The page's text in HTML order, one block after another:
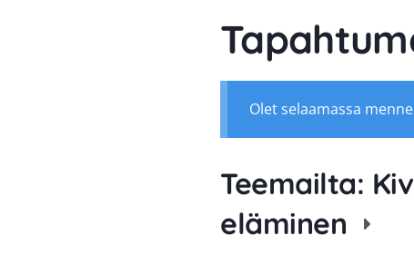
Olet selaamassa
Teemailta:
eläminen